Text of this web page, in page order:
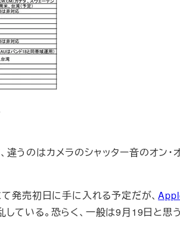
うのはカメラのシャッター音のオン
発売初日に手に入れる予定だが、
ている。恐らく、一般は9月19日と思